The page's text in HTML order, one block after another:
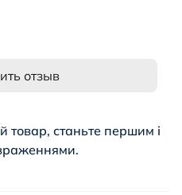
отзыв
товар, станьте першим і